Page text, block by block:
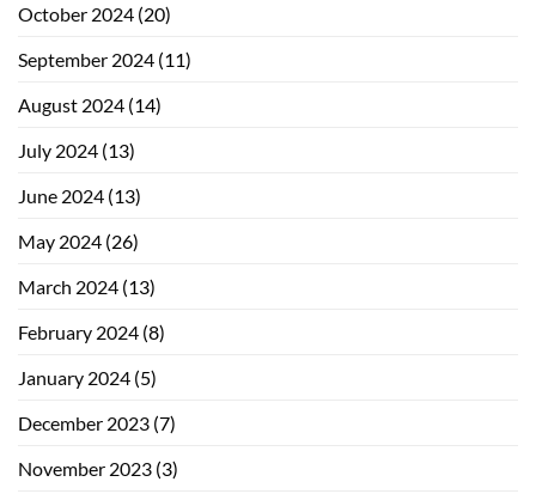
October 2024 (20)
September 2024 (11)
August 2024 (14)
July 2024 (13)
June 2024 (13)
May 2024 (26)
March 2024 (13)
February 2024 (8)
January 2024 (5)
December 2023 (7)
November 2023 (3)